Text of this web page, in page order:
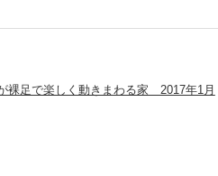
裸足で楽しく動きまわる家 2017年1月